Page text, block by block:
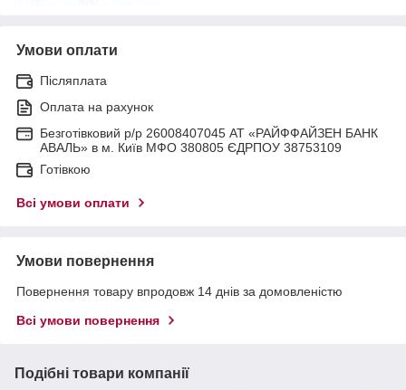
Умови оплати
Післяплата
Оплата на рахунок
Безготівковий р/р 26008407045 АТ «РАЙФФАЙЗЕН БАНК
АВАЛЬ» в м. Київ МФО 380805 ЄДРПОУ 38753109
Готівкою
Всі умови оплати
Умови повернення
Повернення товару впродовж 14 днів за домовленістю
Всі умови повернення
Подібні товари компанії